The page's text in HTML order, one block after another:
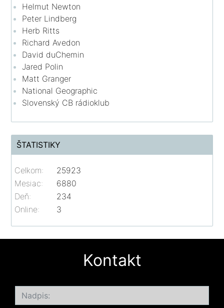
Helmut Newton
Peter Lindberg
Herb Ritts
Richard Avedon
David duChemin
Jared Polin
Matt Granger
National Geographic
Slovenský CB rádioklub
ŠTATISTIKY
Online: 3
Celkom:
25923
Mesiac:
6880
Deň:
234
Kontakt